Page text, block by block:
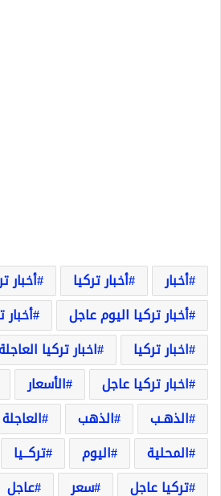
أخبار أخبار تركيا
أخبار
أخبار تركيا اليوم عاجل
اخبار تركيا
اخبار تركيا
اخبار تركيا عاجل
الأسعار
الذهـب
الذهب العاجلة
المحلية
اليوم تركــيا
تركيا عاجل
سعر عاجل